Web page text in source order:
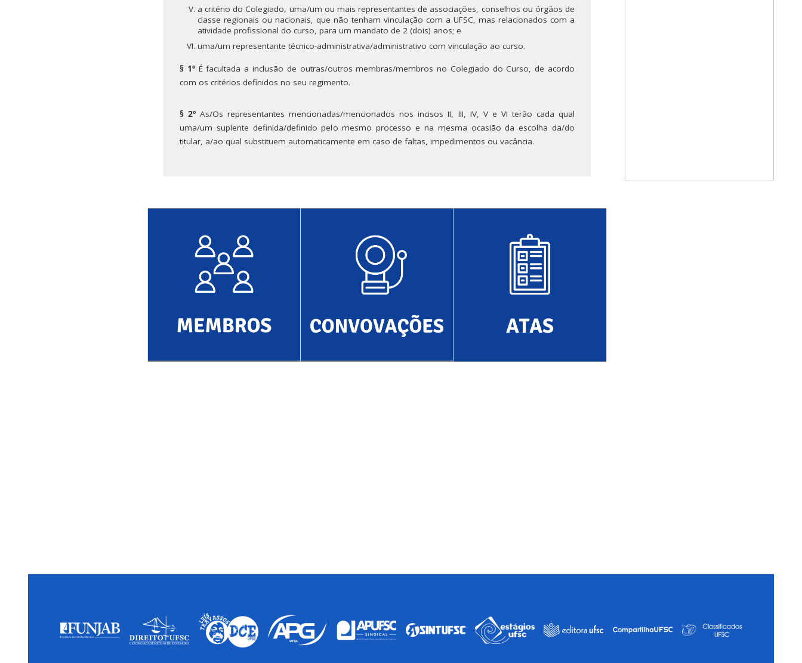
a critério do Colegiado, uma/um ou mais representantes de associações, conselhos ou órgãos de
classe regionais ou nacionais, que não tenham vinculação com a UFSC, mas relacionados com a
atividade profissional do curso, para um mandato de 2 (dois) anos; e
uma/um representante técnico-administrativa/administrativo com vinculação ao curso.
§ 1ºÉ facultada a inclusão de outras/outros membras/membros no Colegiado do Curso, de acordo
com os critérios definidos no seu regimento.
§ 2º As/Os representantes mencionadas/mencionados nos incisos II, III, IV, V e VI terão cada qual
uma/um suplente definida/definido pelo mesmo processo e na mesma ocasião da escolha da/do
titular, a/ao qual substituem automaticamente em caso de faltas, impedimentos ou vacância.